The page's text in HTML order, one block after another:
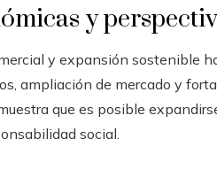
y
y expansión sostenible
ampliación de mercado y
que es posible
social.